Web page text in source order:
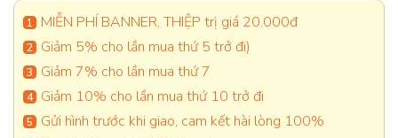
MIỄN PHÍ BANNER, THIỆP trị giá 20.000đ
Giảm 5% cho lần mua thứ 5 trở đi)
Giảm 7% cho lần mua thứ 7
Giảm 10% cho lần mua thứ 10 trở đi
Gửi hình trước khi giao, cam kết hài lòng 100%